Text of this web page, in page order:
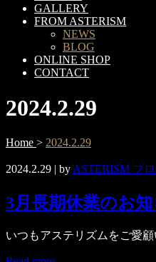
GALLERY
FROM ASTERISM
NEWS
BLOG
ONLINE SHOP
CONTACT
2024.2.29
Home > 2024.2.29
2024.2.29 | by ASTERISM ブ
3月長期休業のお知
いつもアステリズムをご愛